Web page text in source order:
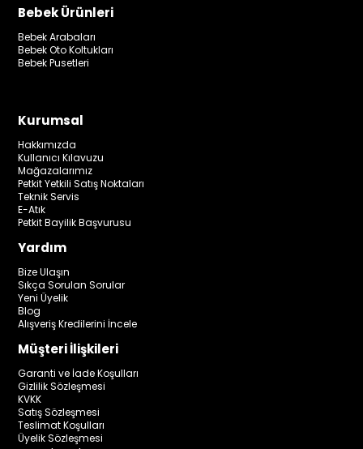
Bebek Ürünleri
Bebek Arabaları
Bebek Oto Koltukları
Bebek Pusetleri
Kurumsal
Hakkımızda
Kullanıcı Kılavuzu
Mağazalarımız
Petkit Yetkili Satış Noktaları
Teknik Servis
E-Atık
Petkit Bayilik Başvurusu
Yardım
Bize Ulaşın
Sıkça Sorulan Sorular
Yeni Üyelik
Blog
Alışveriş Kredilerini İncele
Müşteri İlişkileri
Garanti ve İade Koşulları
Gizlilik Sözleşmesi
KVKK
Satış Sözleşmesi
Teslimat Koşulları
Üyelik Sözleşmesi